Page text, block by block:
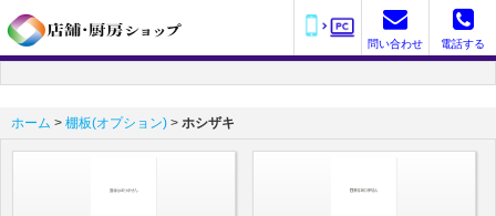
電話する
問い合わせ
ホーム > 棚板(オプション) > ホシザキ